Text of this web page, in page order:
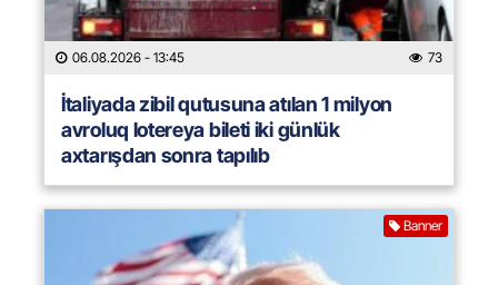
06.08.2026 - 13:45 73
İtaliyada zibil qutusuna atılan 1 milyon
avroluq lotereya bileti iki günlük
axtarışdan sonra tapılıb
Banner